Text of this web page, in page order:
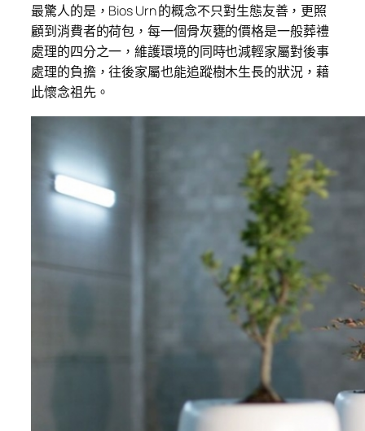
最驚人的是，Bios Urn 的概念不只對生態友善，更照
顧到消費者的荷包，每一個骨灰甕的價格是一般葬禮
處理的四分之一，維護環境的同時也減輕家屬對後事
處理的負擔，往後家屬也能追蹤樹木生長的狀況，藉
此懷念祖先。